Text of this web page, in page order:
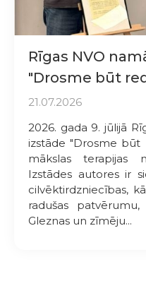
Rīgas NVO
"Drosme būt
21.07.2026
2026. gada 9. jūlijā
izstāde "Drosme būt
mākslas terapijas
Izstādes autores ir
cilvēktirdzniecības,
radušas
Gleznas un zīmēju...